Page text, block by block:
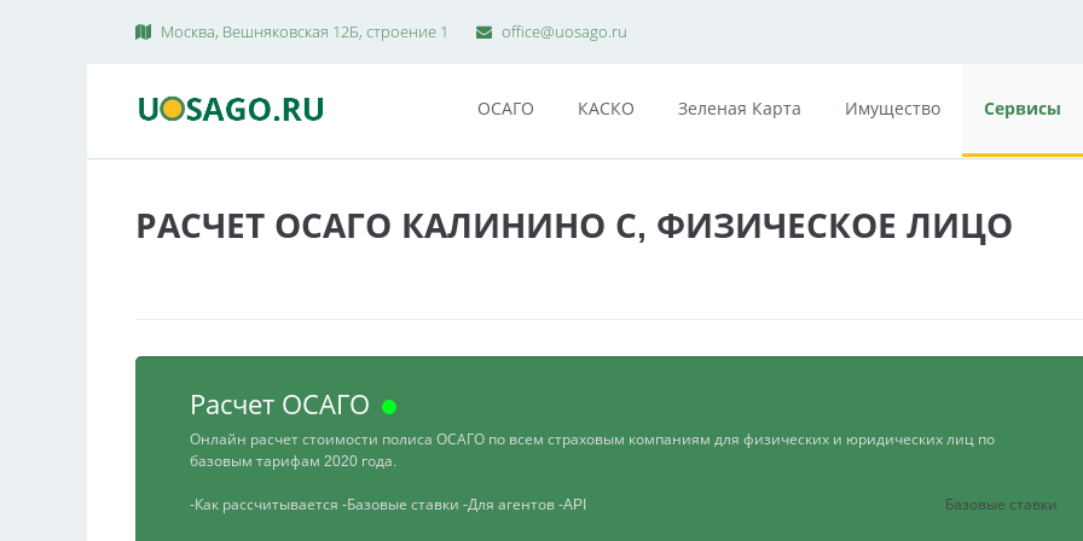
Москва, Вешняковская 12Б, строение 1 office@uosago.ru
ОСАГО КАСКО Зеленая Карта Имущество Сервисы
РАСЧЕТ ОСАГО КАЛИНИНО С, ФИЗИЧЕСКОЕ ЛИЦО
Расчет ОСАГО
Онлайн расчет стоимости полиса ОСАГО по всем страховым компаниям для физических и юридических лиц по
базовым тарифам 2020 года.
-Как рассчитывается -Базовые ставки -Для агентов-API Базовые ставки